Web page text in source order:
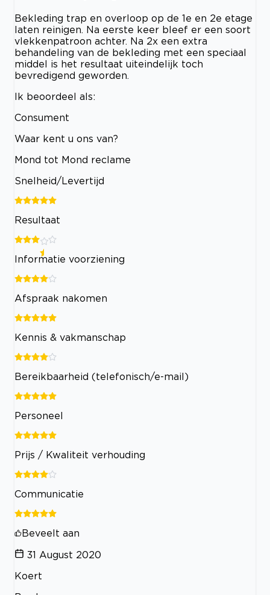
Bekleding trap en overloop op de 1e en 2e etage
laten reinigen. Na eerste keer bleef er een soort
vlekkenpatroon achter. Na 2x een extra
behandeling van de bekleding met een speciaal
middel is het resultaat uiteindelijk toch
bevredigend geworden.
Ik beoordeel als:
Consument
Waar kent u ons van?
Mond tot Mond reclame
Snelheid/Levertijd
Resultaat
Informatie voorziening
Afspraak nakomen
Kennis & vakmanschap
Bereikbaarheid (telefonisch/e-mail)
Personeel
Prijs / Kwaliteit verhouding
Communicatie
Beveelt aan
31 August 2020
Koert